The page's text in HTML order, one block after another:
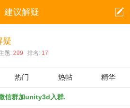
建议解疑
疑
题:299 排名: 17
热门 热帖 精华
信群加unity3d入群.